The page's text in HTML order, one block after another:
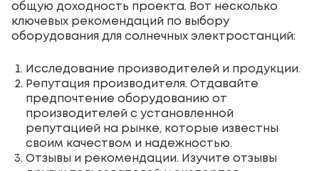
общую доходность проекта. Вот несколько
ключевых рекомендаций по выбору
оборудования для солнечных электростанций:
Исследование производителей и продукции.
Репутация производителя. Отдавайте
предпочтение оборудованию от
производителей с установленной
репутацией на рынке, которые известны
своим качеством и надежностью.
Отзывы и рекомендации. Изучите отзывы